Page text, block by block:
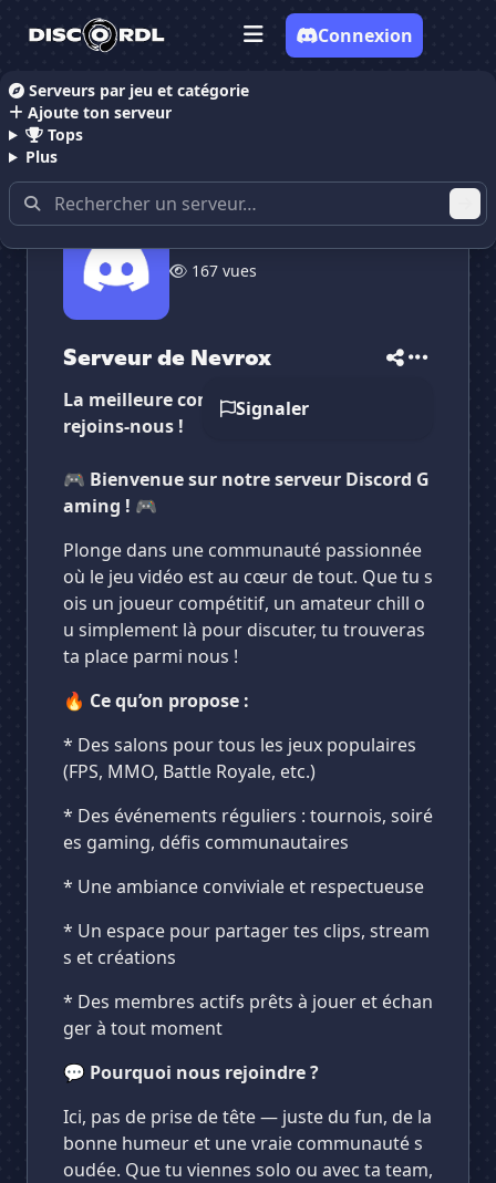
Serveurs par jeu et catégorie
Ajoute ton serveur
Tops
Plus
Connexion
Accueil Serveurs Discord Musique
167 vues
Serveur de Nevrox
Signaler
La meilleure communauté gaming FR,
rejoins-nous !
🎮 Bienvenue sur notre serveur Discord G
aming ! 🎮
Plonge dans une communauté passionnée
où le jeu vidéo est au cœur de tout. Que tu s
ois un joueur compétitif, un amateur chill o
u simplement là pour discuter, tu trouveras
ta place parmi nous !
🔥 Ce qu’on propose :
* Des salons pour tous les jeux populaires
(FPS, MMO, Battle Royale, etc.)
* Des événements réguliers : tournois, soiré
es gaming, défis communautaires
* Une ambiance conviviale et respectueuse
* Un espace pour partager tes clips, stream
s et créations
* Des membres actifs prêts à jouer et échan
ger à tout moment
💬 Pourquoi nous rejoindre ?
Ici, pas de prise de tête — juste du fun, de la
bonne humeur et une vraie communauté s
oudée. Que tu viennes solo ou avec ta team,
Vote pour
Es-tu sûr de vouloir supprimer ton avis de ce
serveur ?
Supprimer